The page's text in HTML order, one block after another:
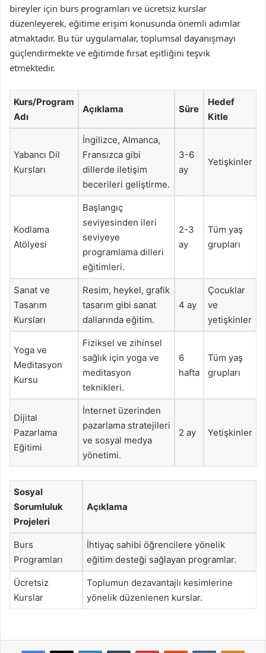
bireyler için burs programları ve ücretsiz kurslar
düzenleyerek, eğitime erişim konusunda önemli adımlar
atmaktadır. Bu tür uygulamalar, toplumsal dayanışmayı
güçlendirmekte ve eğitimde fırsat eşitliğini teşvik
etmektedir.
Kurs/Program
Adı
Açıklama Süre
Hedef
Kitle
Yabancı Dil
Kursları
İngilizce, Almanca,
Fransızca gibi
dillerde iletişim
becerileri geliştirme.
3-6
ay
Yetişkinler
Kodlama
Atölyesi
Başlangıç
seviyesinden ileri
seviyeye
programlama dilleri
eğitimleri.
2-3
ay
Tüm yaş
grupları
Sanat ve
Tasarım
Kursları
Resim, heykel, grafik
tasarım gibi sanat
dallarında eğitim.
4 ay
Çocuklar
ve
yetişkinler
Yoga ve
Meditasyon
Kursu
Fiziksel ve zihinsel
sağlık için yoga ve
meditasyon
teknikleri.
6
hafta
Tüm yaş
grupları
Dijital
Pazarlama
Eğitimi
İnternet üzerinden
pazarlama stratejileri
ve sosyal medya
yönetimi.
2 ay Yetişkinler
Sosyal
Sorumluluk
Projeleri
Açıklama
Burs
Programları
İhtiyaç sahibi öğrencilere yönelik
eğitim desteği sağlayan programlar.
Ücretsiz
Kurslar
Toplumun dezavantajlı kesimlerine
yönelik düzenlenen kurslar.
Facebook
X LinkedInTumblr PinterestReddit VKontakte